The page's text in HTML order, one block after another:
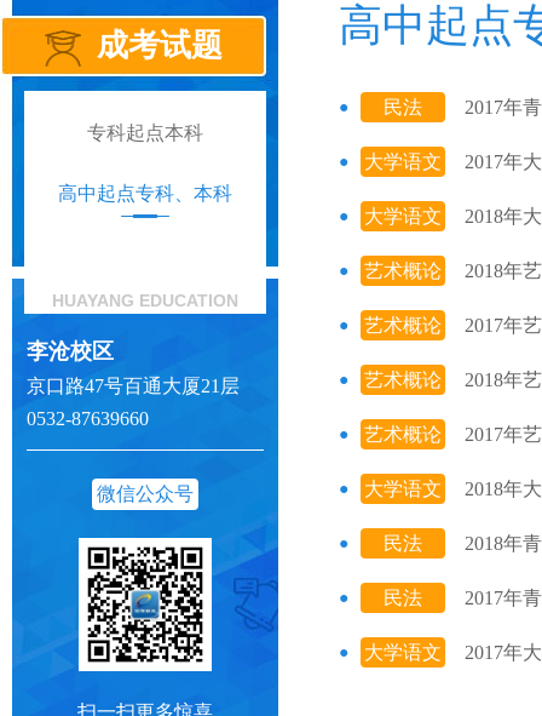
成考试题
专科起点本科
高中起点专科、本科
HUAYANG EDUCATION
李沧校区
京口路47号百通大厦21层
0532-87639660
微信公众号
扫一扫更多惊喜
高中起点
民法 2017年
大学语文 2017年
大学语文 2018年
艺术概论 2018年
艺术概论 2017年
艺术概论 2018年
艺术概论 2017年
大学语文 2018年
民法 2018年
民法 2017年
大学语文 2017年